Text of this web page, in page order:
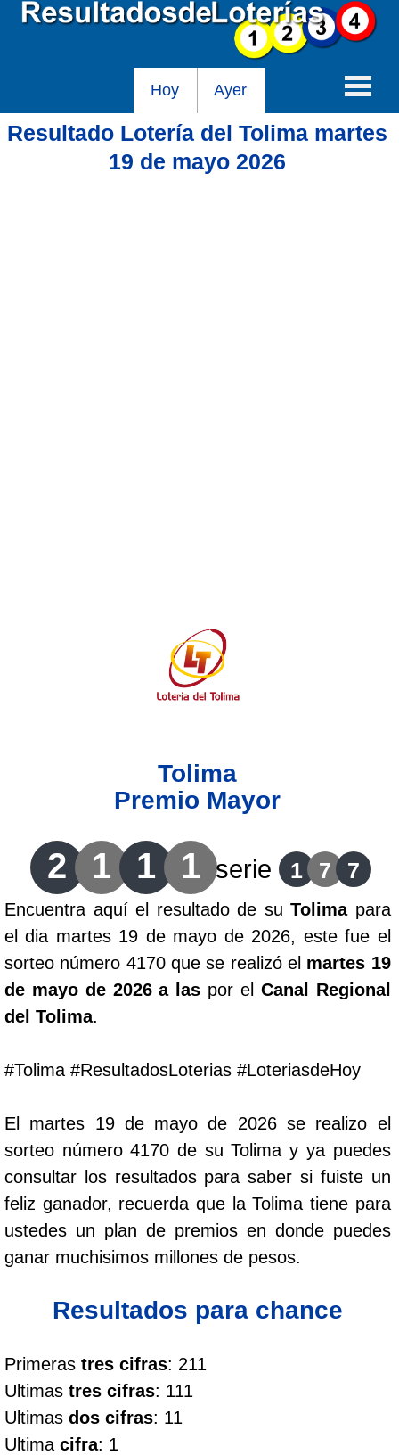
Hoy Ayer
Baloto
Lotería de Risaralda
Lotería de Santander
Lotería del Cauca
Lotería de Boyaca
Extra de Colombia
Antioqueñita Día
Astro Luna
Cafeterito Tarde
Cafeterito Noche
Caribeña Día
Caribeña Noche
Chontico Día
Resultado Lotería del Tolima martes
19 de mayo 2026
Tolima
Premio Mayor
2 1 1 1 serie 1 7 7
Encuentra aquí el resultado de suTolimapara
el dia martes 19 de mayo de 2026, este fue el
sorteo número 4170 que se realizó el martes 19
de mayo de 2026 a las por el Canal Regional
del Tolima.
#Tolima #ResultadosLoterias #LoteriasdeHoy
El martes 19 de mayo de 2026 se realizo el
sorteo número 4170 de su Tolima y ya puedes
consultar los resultados para saber si fuiste un
feliz ganador, recuerda que la Tolima tiene para
ustedes un plan de premios en donde puedes
ganar muchisimos millones de pesos.
Resultados para chance
Primeras tres cifras: 211
Ultimas tres cifras: 111
Ultimas dos cifras: 11
Ultima cifra: 1